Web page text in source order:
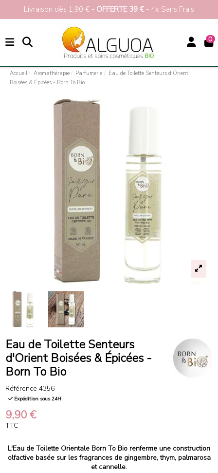
Livraison dès 1,90 € -OFFERTE 39 €- 4x Sans Frais
0
Accueil Aromathérapie Parfumerie
Eau de Toilette Senteurs d'Orient
Boisées & Épicées - Born To Bio
Eau de Toilette Senteurs
d'Orient Boisées & Épicées -
Born To Bio
Référence 4356
Expédition sous 24H
9,90 €
TTC
L'Eau de Toilette Orientale Born To Bio renferme une construction
olfactive basée sur les fragrances de gingembre, thym, palmarosa
et cannelle.